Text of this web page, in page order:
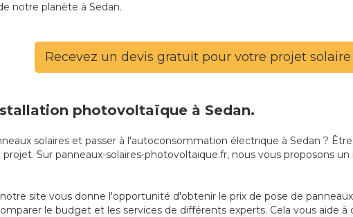
notre planète à Sedan.
Recevez un devis gratuit pour votre projet solaire
photovoltaïque à Sedan.
solaires et passer à l'autoconsommation électrique à Sedan ?
Sur panneaux-solaires-photovoltaique.fr, nous vous proposons
site vous donne l'opportunité d'obtenir le prix de pose de
le budget et les services de différents experts. Cela vous aide